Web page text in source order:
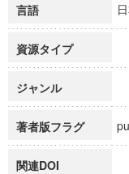
言語
資源タイプ
ジャンル
著者版フラグ
関連DOI